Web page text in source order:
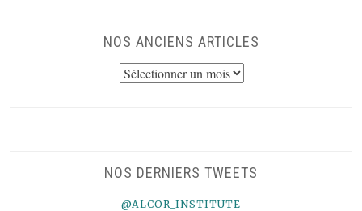
NOS ANCIENS ARTICLES
NOS
NOS DERNIERS TWEETS
@ALCOR_INSTITUTE